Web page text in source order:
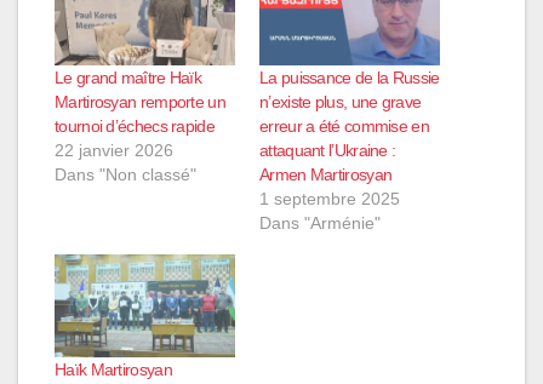
Le grand maître Haïk
Martirosyan remporte un
tournoi d’échecs rapide
22 janvier 2026
Dans "Non classé"
La puissance de la Russie
n’existe plus, une grave
erreur a été commise en
attaquant l’Ukraine :
Armen Martirosyan
1 septembre 2025
Dans "Arménie"
Haïk Martirosyan